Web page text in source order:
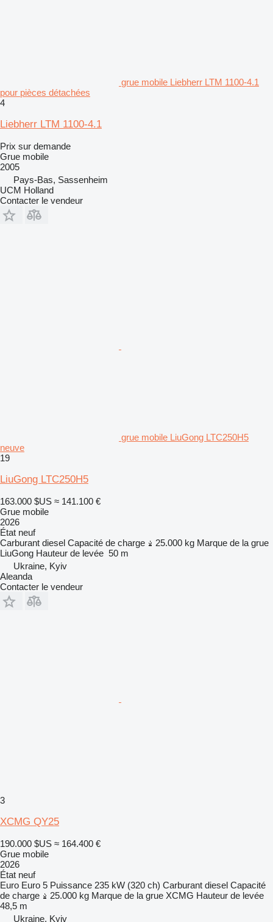
grue mobile Liebherr LTM 1100-4.1
pour pièces détachées
4
Liebherr LTM 1100-4.1
Prix sur demande
Grue mobile
2005
Pays-Bas, Sassenheim
UCM Holland
Contacter le vendeur
grue mobile LiuGong LTC250H5
neuve
19
LiuGong LTC250H5
163.000 $US ≈ 141.100 €
Grue mobile
2026
État neuf
Carburant diesel Capacité de charge 25.000 kg Marque de la grue
LiuGong Hauteur de levée 50 m
Ukraine, Kyiv
Aleanda
Contacter le vendeur
3
XCMG QY25
190.000 $US ≈ 164.400 €
Grue mobile
2026
État neuf
Euro Euro 5 Puissance 235 kW (320 ch) Carburant diesel Capacité
de charge
25.000 kg Marque de la grue XCMG Hauteur de levée
48,5 m
Ukraine, Kyiv